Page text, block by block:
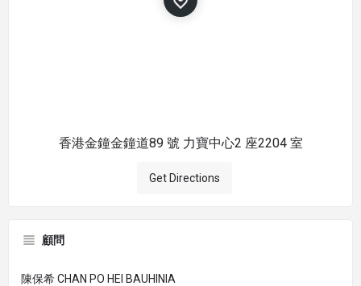
香港金鐘金鐘道89 號 力寶中心2 座2204 室
Get Directions
顧問
陳保希 CHAN PO HEI BAUHINIA